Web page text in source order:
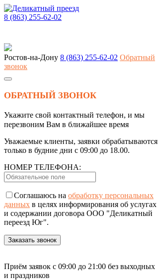
8 (863) 255-62-02
Ростов-на-Дону 8 (863) 255-62-02 Обратный
звонок
ОБРАТНЫЙ ЗВОНОК
Укажите свой контактный телефон, и мы
перезвоним Вам в ближайшее время
Уважаемые клиенты, заявки обрабатываются
только в будние дни с 09:00 до 18.00.
НОМЕР ТЕЛЕФОНА:
Соглашаюсь на обработку персональных
данных в целях информирования об услугах
и содержании договора ООО "Деликатный
переезд Юг".
Приём заявок с 09:00 до 21:00 без выходных
и праздников